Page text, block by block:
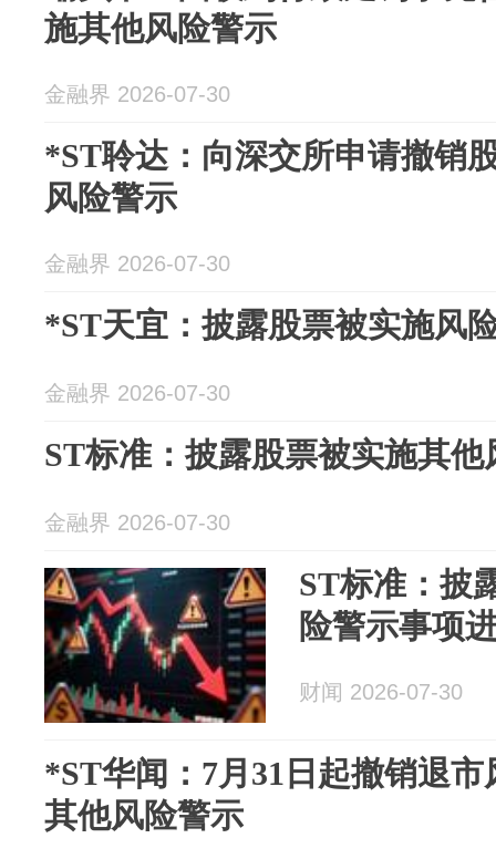
施其他风险警示
金融界 2026-07-30
*ST聆达：向深交所申请撤销
风险警示
金融界 2026-07-30
*ST天宜：披露股票被实施风
金融界 2026-07-30
ST标准：披露股票被实施其
金融界 2026-07-30
ST标准：披
险警示事项
财闻 2026-07-30
*ST华闻：7月31日起撤销退
其他风险警示